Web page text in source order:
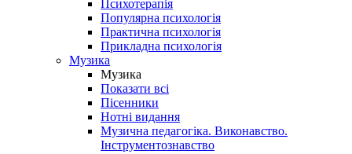
Психотерапія
Популярна психологія
Практична психологія
Прикладна психологія
Музика
Музика
Показати всі
Пісенники
Нотні видання
Музична педагогіка. Виконавство.
Інструментознавство